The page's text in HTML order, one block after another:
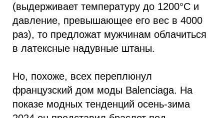
(выдерживает температуру до 1200°С и
давление, превышающее его вес в 4000
раз), то предложат мужчинам облачиться
в латексные надувные штаны.
Но, похоже, всех переплюнул
французский дом моды Вalenciaga. На
показе модных тенденций осень-зима